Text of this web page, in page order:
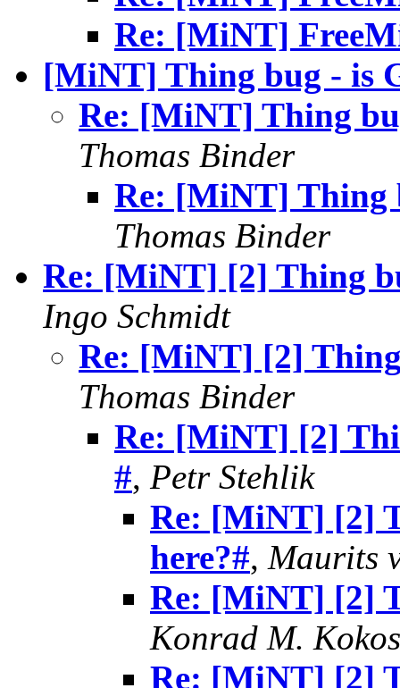
Re: [MiNT]
[MiNT] Thing bug - is
Re: [MiNT] Thing
Thomas Binder
Re: [MiNT] Thing
Thomas Binder
Re: [MiNT] [2] Thing
Ingo Schmidt
Re: [MiNT] [2]
Thomas Binder
Re: [MiNT] [2]
#, Petr Stehlik
Re: [MiNT] [2]
here?#, Maurits
Re: [MiNT] [2]
Konrad M.
Re: [MiNT] [2]